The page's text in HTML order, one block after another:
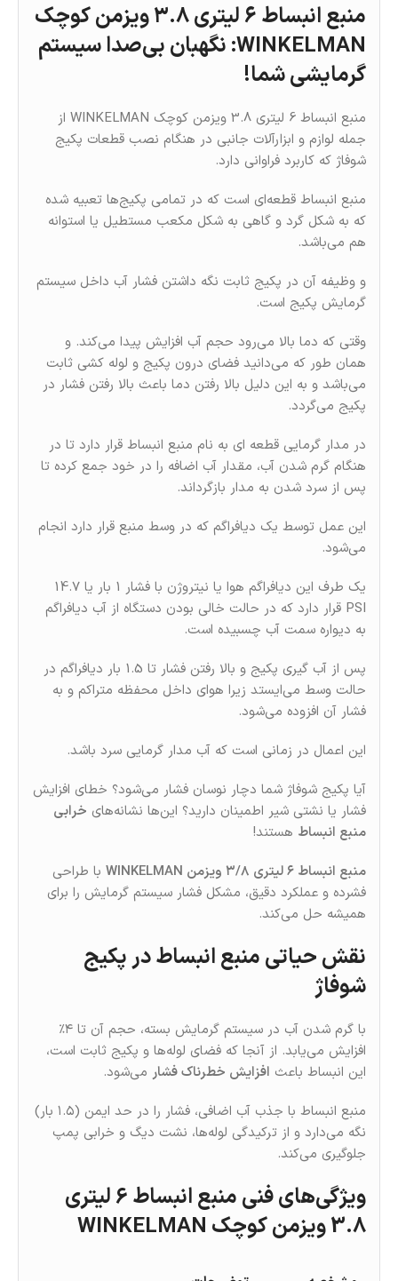
منبع انبساط ۶ لیتری ۳.۸ ویزمن کوچک
WINKELMAN: نگهبان بی‌صدا سیستم
گرمایشی شما!
منبع انبساط 6 لیتری 3.8 ویزمن کوچک WINKELMAN از
جمله لوازم و ابزارآلات جانبی در هنگام نصب قطعات پکیج
شوفاژ که کاربرد فراوانی دارد.
منبع انبساط قطعه‌ای است که در تمامی پکیج‌ها تعبیه شده
که به شکل گرد و گاهی به شکل مکعب مستطیل یا استوانه
هم می‌باشد.
و وظیفه آن در پکیج ثابت نگه داشتن فشار آب داخل سیستم
گرمایش پکیج است.
وقتی که دما بالا می‌رود حجم آب افزایش پیدا می‌کند. و
همان‌ طور که می‌دانید فضای درون پکیج و لوله‌ کشی ثابت
می‌باشد و به این دلیل بالا رفتن دما باعث بالا رفتن فشار در
پکیج می‌گردد.
در مدار گرمایی قطعه ای به نام منبع انبساط قرار دارد تا در
هنگام گرم شدن آب، مقدار آب اضافه را در خود جمع کرده تا
پس از سرد شدن به مدار بازگرداند.
این عمل توسط یک دیافراگم که در وسط منبع قرار دارد انجام
می‌شود.
یک طرف این دیافراگم هوا یا نیتروژن با فشار 1 بار یا 14.7
PSI قرار دارد که در حالت خالی بودن دستگاه از آب دیافراگم
به دیواره سمت آب چسبیده است.
پس از آب گیری پکیج و بالا رفتن فشار تا 1.5 بار دیافراگم در
حالت وسط می‌ایستد زیرا هوای داخل محفظه متراکم و به
فشار آن افزوده می‌شود.
این اعمال در زمانی است که آب مدار گرمایی سرد باشد.
آیا پکیج شوفاژ شما دچار نوسان فشار می‌شود؟ خطای افزایش
فشار یا نشتی شیر اطمینان دارید؟ این‌ها نشانه‌های خرابی
منبع انبساط هستند!
منبع انبساط ۶ لیتری ۳/۸ ویزمن WINKELMAN
با طراحی
فشرده و عملکرد دقیق، مشکل فشار سیستم گرمایش را برای
همیشه حل می‌کند.
نقش حیاتی منبع انبساط در پکیج
شوفاژ
با گرم‌ شدن آب در سیستم گرمایش بسته، حجم آن تا ۴٪
افزایش می‌یابد. از آنجا که فضای لوله‌ها و پکیج ثابت است،
این انبساط باعث افزایش خطرناک فشار می‌شود.
منبع انبساط با جذب آب اضافی، فشار را در حد ایمن (۱.۵ بار)
نگه می‌دارد و از ترکیدگی لوله‌ها، نشت دیگ و خرابی پمپ
جلوگیری می‌کند.
ویژگی‌های فنی منبع انبساط 6 لیتری
3.8 ویزمن کوچک WINKELMAN